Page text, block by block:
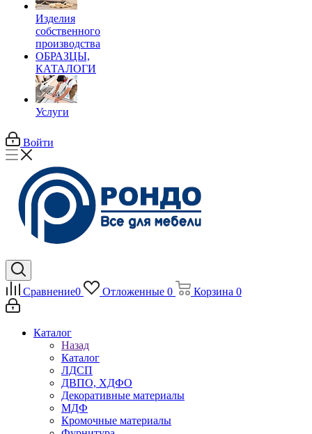
Изделия
собственного
производства
ОБРАЗЦЫ,
КАТАЛОГИ
Услуги
Войти
Сравнение0 Отложенные 0 Корзина 0
Каталог
Назад
Каталог
ЛДСП
ДВПО, ХДФО
Декоративные материалы
МДФ
Кромочные материалы